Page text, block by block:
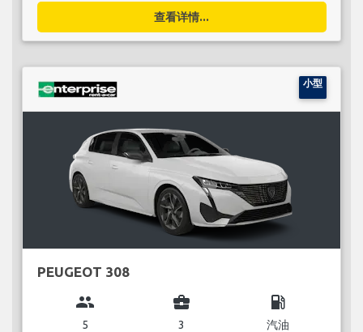
查看详情...
小型
PEUGEOT 308
group
5
business_center
3
local_gas_station
汽油